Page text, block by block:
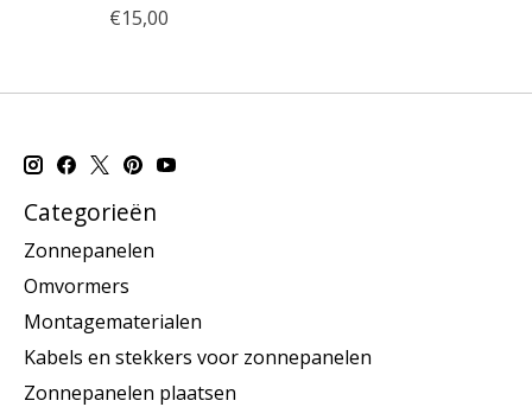
€15,00
Categorieën
Zonnepanelen
Omvormers
Montagematerialen
Kabels en stekkers voor zonnepanelen
Zonnepanelen plaatsen